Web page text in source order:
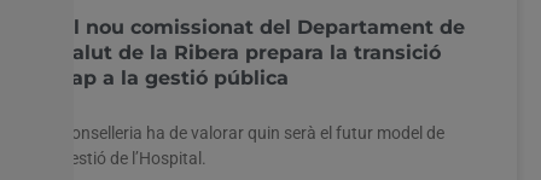
El nou comissionat del Departament de
Salut de la Ribera prepara la transició
cap a la gestió pública
Conselleria ha de valorar quin serà el futur model de
gestió de l’Hospital.